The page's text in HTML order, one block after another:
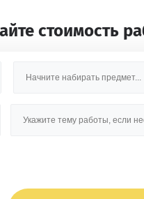
стоимость